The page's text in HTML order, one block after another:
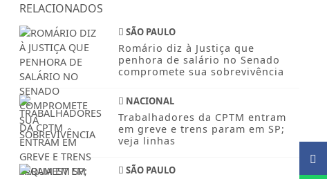
RELACIONADOS
SÃO PAULO
Romário diz à Justiça que
penhora de salário no Senado
compromete sua sobrevivência
NACIONAL
Trabalhadores da CPTM entram
em greve e trens param em SP;
veja linhas
SÃO PAULO